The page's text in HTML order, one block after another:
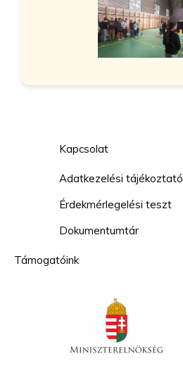
Kapcsolat
Adatkezelési tájékoztató
Érdekmérlegelési teszt
Dokumentumtár
Támogatóink